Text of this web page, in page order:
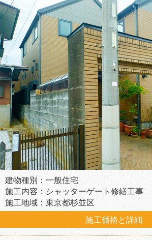
建物種別：一般住宅
施工内容：シャッターゲート修繕工事
施工地域：東京都杉並区
施工価格と詳細